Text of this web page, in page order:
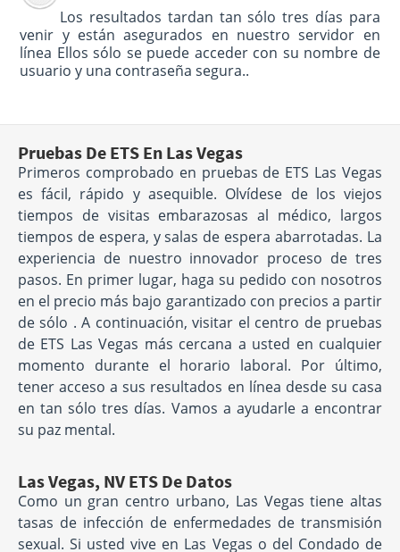
Los resultados tardan tan sólo tres días para
venir y están asegurados en nuestro servidor en
línea Ellos sólo se puede acceder con su nombre de
usuario y una contraseña segura..
Pruebas De ETS En Las Vegas
Primeros comprobado en pruebas de ETS Las Vegas
es fácil, rápido y asequible. Olvídese de los viejos
tiempos de visitas embarazosas al médico, largos
tiempos de espera, y salas de espera abarrotadas. La
experiencia de nuestro innovador proceso de tres
pasos. En primer lugar, haga su pedido con nosotros
en el precio más bajo garantizado con precios a partir
de sólo . A continuación, visitar el centro de pruebas
de ETS Las Vegas más cercana a usted en cualquier
momento durante el horario laboral. Por último,
tener acceso a sus resultados en línea desde su casa
en tan sólo tres días. Vamos a ayudarle a encontrar
su paz mental.
Las Vegas, NV ETS De Datos
Como un gran centro urbano, Las Vegas tiene altas
tasas de infección de enfermedades de transmisión
sexual. Si usted vive en Las Vegas o del Condado de